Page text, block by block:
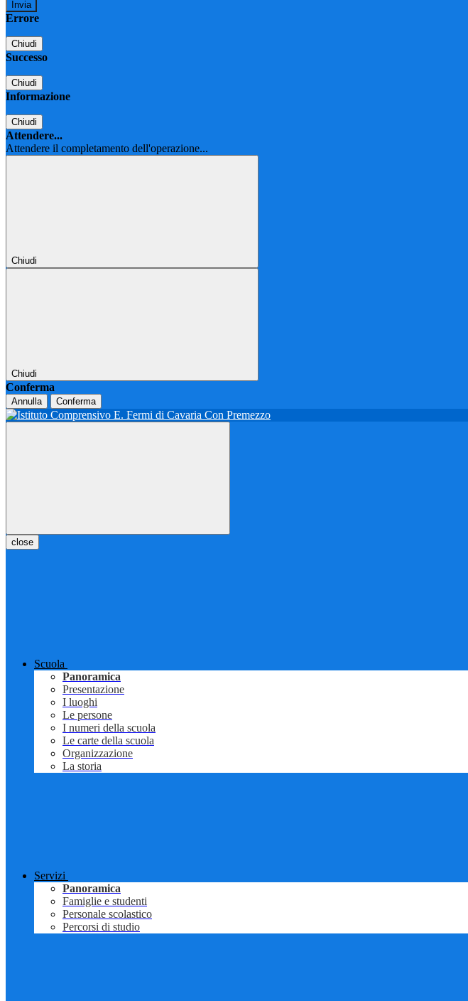
Errore
Chiudi
Successo
Chiudi
Informazione
Chiudi
Attendere...
Attendere il completamento dell'operazione...
Chiudi
Chiudi
Conferma
Annulla Conferma
close
Scuola
Panoramica
Presentazione
I luoghi
Le persone
I numeri della scuola
Le carte della scuola
Organizzazione
La storia
Servizi
Panoramica
Famiglie e studenti
Personale scolastico
Percorsi di studio